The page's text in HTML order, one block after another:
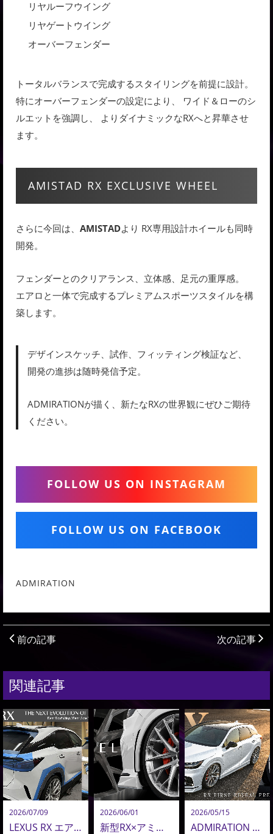
リヤルーフウイング
リヤゲートウイング
オーバーフェンダー
トータルバランスで完成するスタイリングを前提に設計。
特にオーバーフェンダーの設定により、 ワイド＆ローのシ
ルエットを強調し、 よりダイナミックなRXへと昇華させ
ます。
AMISTAD RX EXCLUSIVE WHEEL
さらに今回は、 AMISTADより RX専用設計ホイールも同時
開発。
フェンダーとのクリアランス、立体感、足元の重厚感。
エアロと一体で完成するプレミアムスポーツスタイルを構
築します。
デザインスケッチ、試作、フィッティング検証など、
開発の進捗は随時発信予定。
ADMIRATIONが描く、新たなRXの世界観にぜひご期待
ください。
FOLLOW US ON INSTAGRAM
FOLLOW US ON FACEBOOK
ADMIRATION
前の記事 次の記事
関連記事
2026/07/09
LEXUS RX エアロ開発最終章｜完成形となる3つの新作パーツを初公開！
2026/06/01
新型RX×アミスタット新作24インチ鍛造ホイールが圧巻！新型アルヴェル・LM用22インチも追加決定！
2026/05/15
ADMIRATION RX ついに完成。新作エアロ＆24インチホイール仕様を初披露、先行オーダースタート